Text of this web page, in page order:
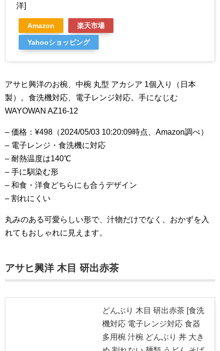
洋]
Amazon 楽天市場
Yahooショッピング
アサヒ興洋のお椀、中椀 丸型 アカシア 1個入り（日本
製）。食洗機対応、電子レンジ対応。手になじむ
WAYOWAN AZ16-12
– 価格：¥498（2024/05/03 10:20:09時点、Amazon調べ）
– 電子レンジ・食洗機に対応
– 耐熱温度は140℃
– 手に馴染む形
– 和食・洋食どちらにも合うデザイン
– 割れにくい
丸みのある可愛らしい形で、汁物だけでなく、おかずを入
れてもおしゃれに見えます。
アサヒ興洋 木目 研出赤茶
どんぶり 木目 研出赤茶 [食洗
機対応 電子レンジ対応 食器
多用椀 汁椀 どんぶり 丼 大き